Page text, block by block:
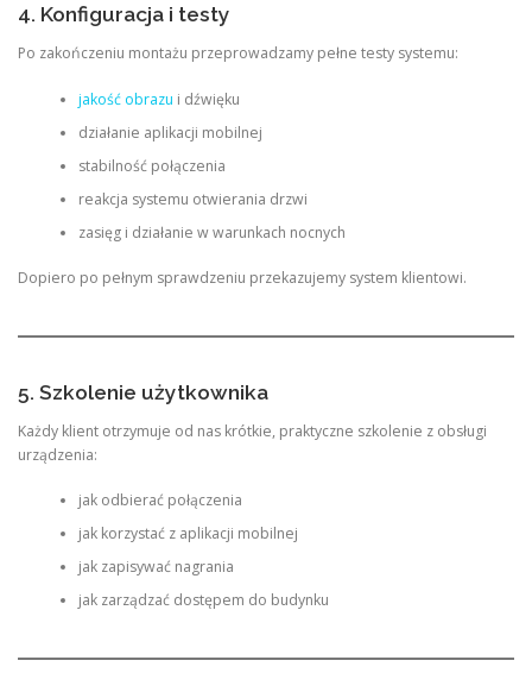
4. Konfiguracja i testy
Po zakończeniu montażu przeprowadzamy pełne testy systemu:
jakość obrazu i dźwięku
działanie aplikacji mobilnej
stabilność połączenia
reakcja systemu otwierania drzwi
zasięg i działanie w warunkach nocnych
Dopiero po pełnym sprawdzeniu przekazujemy system klientowi.
5. Szkolenie użytkownika
Każdy klient otrzymuje od nas krótkie, praktyczne szkolenie z obsługi
urządzenia:
jak odbierać połączenia
jak korzystać z aplikacji mobilnej
jak zapisywać nagrania
jak zarządzać dostępem do budynku